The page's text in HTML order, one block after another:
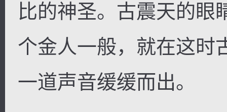
比的神圣。古震天的眼
个金人一般，就在这时
一道声音缓缓而出。